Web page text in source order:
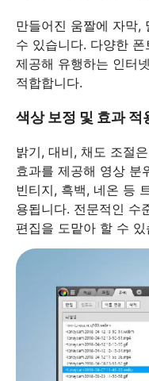
만들어진 움짤에 자막,
수 있습니다. 다양한
제공해 유행하는 인터
적합합니다.
색상 보정 및 효과 적
밝기, 대비, 채도 조절
효과를 제공해 영상 분
빈티지, 흑백, 네온 등
용됩니다. 전문적인 수
편집을 도맡아 할 수 있